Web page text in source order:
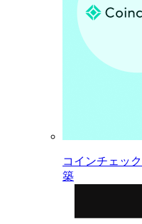
コインチェッ
築